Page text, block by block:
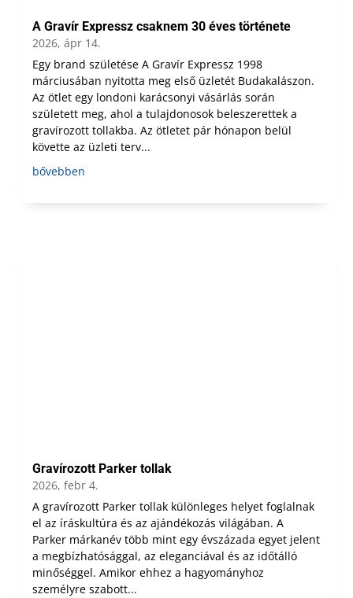
A Gravír Expressz csaknem 30 éves története
2026, ápr 14.
Egy brand születése A Gravír Expressz 1998
márciusában nyitotta meg első üzletét Budakalászon.
Az ötlet egy londoni karácsonyi vásárlás során
született meg, ahol a tulajdonosok beleszerettek a
gravírozott tollakba. Az ötletet pár hónapon belül
követte az üzleti terv...
bővebben
Gravírozott Parker tollak
2026, febr 4.
A gravírozott Parker tollak különleges helyet foglalnak
el az íráskultúra és az ajándékozás világában. A
Parker márkanév több mint egy évszázada egyet jelent
a megbízhatósággal, az eleganciával és az időtálló
minőséggel. Amikor ehhez a hagyományhoz
személyre szabott...